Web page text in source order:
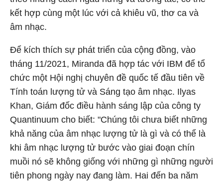
kết hợp cùng một lúc với cả khiêu vũ, thơ ca và
âm nhạc.
Để kích thích sự phát triển của cộng đồng, vào
tháng 11/2021, Miranda đã hợp tác với IBM để tổ
chức một Hội nghị chuyên đề quốc tế đầu tiên về
Tính toán lượng tử và Sáng tạo âm nhạc. Ilyas
Khan, Giám đốc điều hành sáng lập của công ty
Quantinuum cho biết: "Chúng tôi chưa biết những
khả năng của âm nhạc lượng tử là gì và có thể là
khi âm nhạc lượng tử bước vào giai đoạn chín
muồi nó sẽ không giống với những gì những người
tiên phong ngày nay đang làm. Hai đến ba năm